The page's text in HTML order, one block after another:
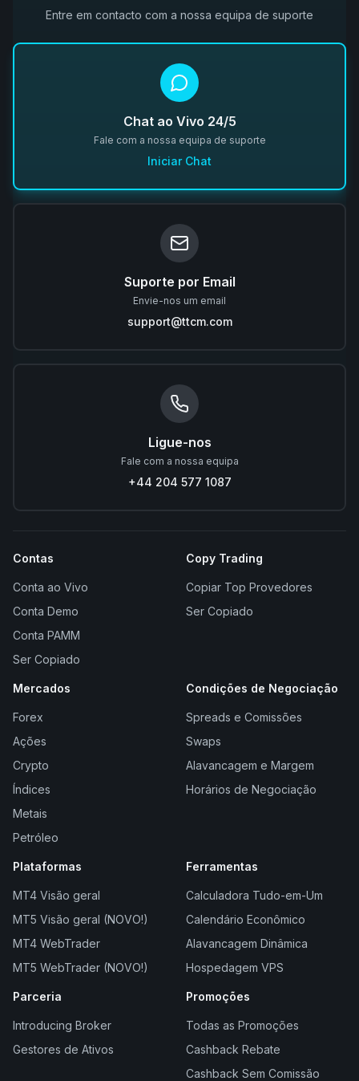
Entre em contacto com a nossa equipa de suporte
Chat ao Vivo 24/5
Fale com a nossa equipa de suporte
Iniciar Chat
Suporte por Email
Envie-nos um email
support@ttcm.com
Ligue-nos
Fale com a nossa equipa
+44 204 577 1087
Contas
Conta ao Vivo
Conta Demo
Conta PAMM
Ser Copiado
Copy Trading
Copiar Top Provedores
Ser Copiado
Mercados
Forex
Ações
Crypto
Índices
Metais
Petróleo
Condições de Negociação
Spreads e Comissões
Swaps
Alavancagem e Margem
Horários de Negociação
Plataformas
MT4 Visão geral
MT5 Visão geral (NOVO!)
MT4 WebTrader
MT5 WebTrader (NOVO!)
Ferramentas
Calculadora Tudo-em-Um
Calendário Econômico
Alavancagem Dinâmica
Hospedagem VPS
Parceria
Introducing Broker
Gestores de Ativos
Promoções
Todas as Promoções
Cashback Rebate
Cashback Sem Comissão